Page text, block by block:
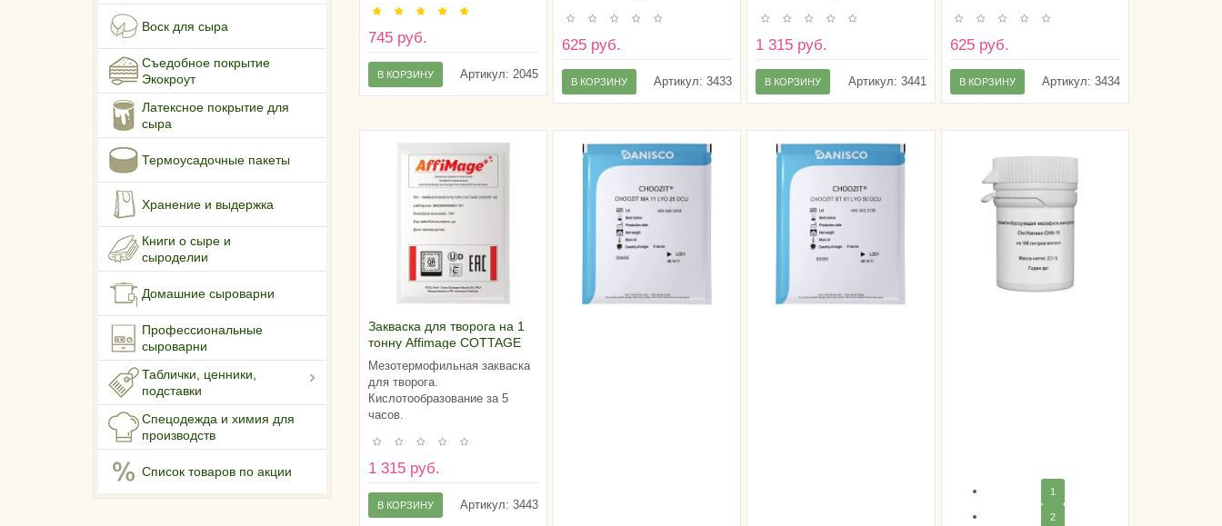
Воск для сыра
Съедобное покрытие
Экокроут
Латексное покрытие для
сыра
Термоусадочные пакеты
Хранение и выдержка
Книги о сыре и
сыроделии
Домашние сыроварни
Профессиональные
сыроварни
Таблички, ценники,
подставки
Спецодежда и химия для
производств
Список товаров по акции
745 руб.
Артикул: 2045
В КОРЗИНУ
625 руб.
Артикул: 3433
В КОРЗИНУ
1 315 руб.
Артикул: 3441
В КОРЗИНУ
625 руб.
Артикул: 3434
В КОРЗИНУ
Закваска для творога на 1
тонну Affimage COTTAGE
CHEESE 142 (10U)
Мезотермофильная закваска
для творога.
Кислотообразование за 5
часов.
1 315 руб.
Артикул: 3443
В КОРЗИНУ
1
2